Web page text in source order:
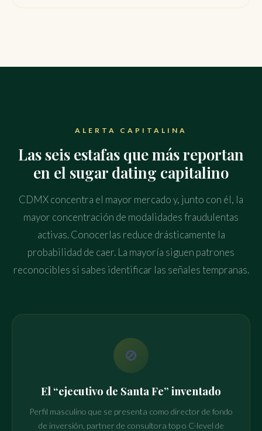
ALERTA CAPITALINA
Las seis estafas que más reportan
en el sugar dating capitalino
CDMX concentra el mayor mercado y, junto con él, la
mayor concentración de modalidades fraudulentas
activas. Conocerlas reduce drásticamente la
probabilidad de caer. La mayoría siguen patrones
reconocibles si sabes identificar las señales tempranas.
🚫
El “ejecutivo de Santa Fe” inventado
Perfil masculino que se presenta como director de fondo
de inversión, partner de consultora top o C-level de